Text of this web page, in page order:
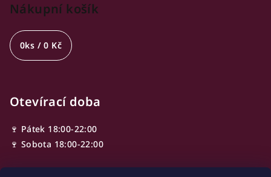
Nákupní košík
0ks /0 Kč
Otevírací doba
🍷 Pátek 18:00-22:00
🍷 Sobota 18:00-22:00